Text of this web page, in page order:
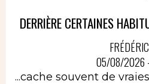
DERRIÈRE CERTAINES
05/08/2026
...cache souvent de